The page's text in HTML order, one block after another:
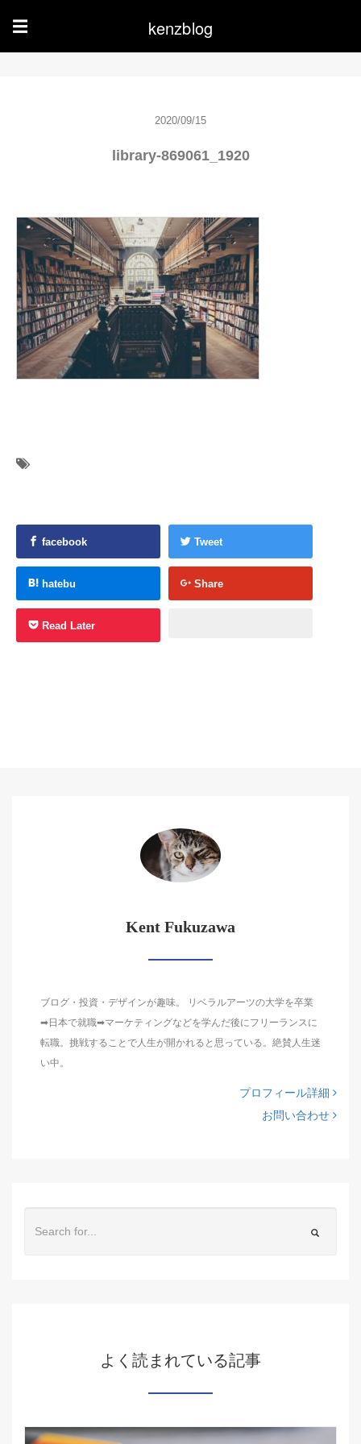
☰ kenzblog
2020/09/15
library-869061_1920
facebook Tweet
hatebu Share
Read Later
Kent Fukuzawa
ブログ・投資・デザインが趣味。 リベラルアーツの大学を卒業
➡日本で就職➡マーケティングなどを学んだ後にフリーランスに
転職。挑戦することで人生が開かれると思っている。絶賛人生迷
い中。
プロフィール詳細
お問い合わせ
よく読まれている記事